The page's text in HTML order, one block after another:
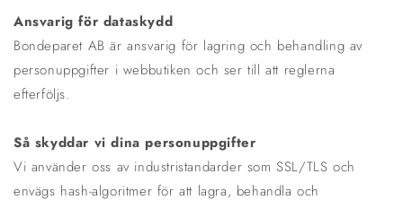
Ansvarig för dataskydd
Bondeparet AB är ansvarig för lagring och behandling av
personuppgifter i webbutiken och ser till att reglerna
efterföljs.
Så skyddar vi dina personuppgifter
Vi använder oss av industristandarder som SSL/TLS och
envägs hash-algoritmer för att lagra, behandla och